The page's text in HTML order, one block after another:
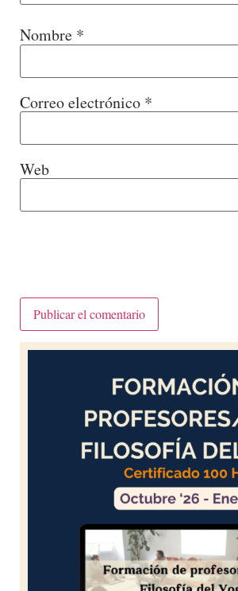
Nombre *
Correo electrónico *
Web